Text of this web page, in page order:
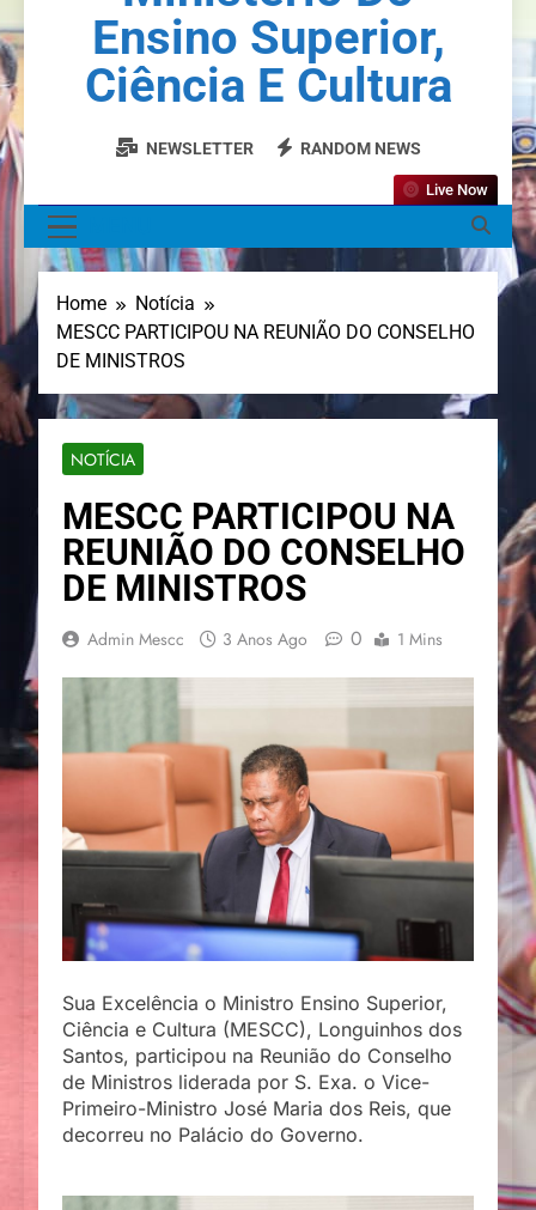
Ensino Superior,
Ciência E Cultura
NEWSLETTER RANDOM NEWS
Live Now
Home
Notícia
MESCC PARTICIPOU NA REUNIÃO DO CONSELHO
DE MINISTROS
NOTÍCIA
MESCC PARTICIPOU NA
REUNIÃO DO CONSELHO
DE MINISTROS
Admin Mescc 3 Anos Ago 0 1 Mins
Sua Excelência o Ministro Ensino Superior,
Ciência e Cultura (MESCC), Longuinhos dos
Santos, participou na Reunião do Conselho
de Ministros liderada por S. Exa. o Vice-
Primeiro-Ministro José Maria dos Reis, que
decorreu no Palácio do Governo.